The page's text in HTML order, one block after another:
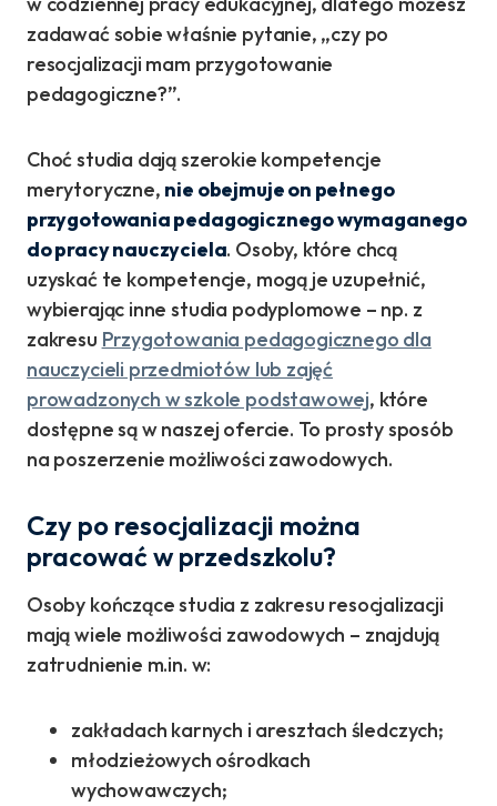
zadawać sobie właśnie pytanie, „czy po
resocjalizacji mam przygotowanie
pedagogiczne?”.
Choć studia dają szerokie kompetencje
merytoryczne, nie obejmuje on pełnego
przygotowania pedagogicznego wymaganego
do pracy nauczyciela. Osoby, które chcą
uzyskać te kompetencje, mogą je uzupełnić,
wybierając inne studia podyplomowe – np. z
zakresu Przygotowania pedagogicznego dla
nauczycieli przedmiotów lub zajęć
prowadzonych w szkole podstawowej, które
dostępne są w naszej ofercie. To prosty sposób
na poszerzenie możliwości zawodowych.
Czy po resocjalizacji można
pracować w przedszkolu?
Osoby kończące studia z zakresu resocjalizacji
mają wiele możliwości zawodowych – znajdują
zatrudnienie m.in. w:
zakładach karnych i aresztach śledczych;
młodzieżowych ośrodkach
wychowawczych;